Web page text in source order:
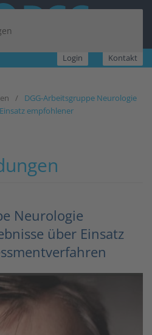
Login Kontakt
DGG-Arbeitsgruppe Neurologie
empfohlener
Neurologie
über Einsatz